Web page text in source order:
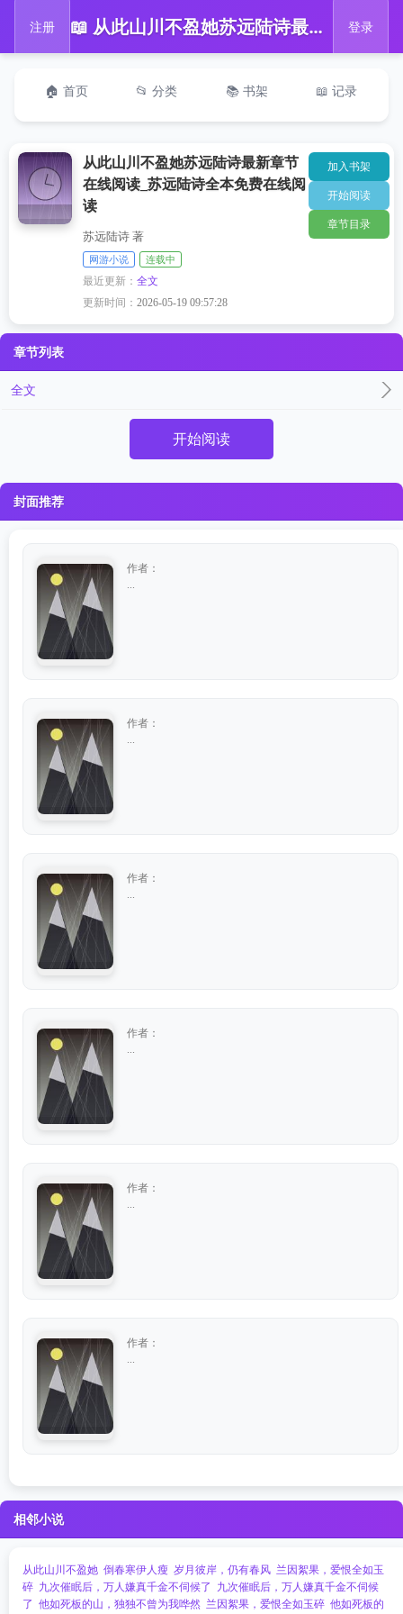
注册 📖 从此山川不盈她苏远陆诗最新章节在线阅读_苏远陆诗全本免费在线阅读 登录
🏠 首页 📂 分类 📚 书架 📖 记录
从此山川不盈她苏远陆诗最新章节
在线阅读_苏远陆诗全本免费在线阅
读
苏远陆诗 著
网游小说 连载中
最近更新：全文
更新时间：2026-05-19 09:57:28
加入书架
开始阅读
章节目录
章节列表
全文
开始阅读
封面推荐
作者：
作者：
作者：
作者：
作者：
作者：
相邻小说
从此山川不盈她 倒春寒伊人瘦 岁月彼岸，仍有春风 兰因絮果，爱恨全如玉
碎 九次催眠后，万人嫌真千金不伺候了 九次催眠后，万人嫌真千金不伺候
了 他如死板的山，独独不曾为我哗然 兰因絮果，爱恨全如玉碎 他如死板的